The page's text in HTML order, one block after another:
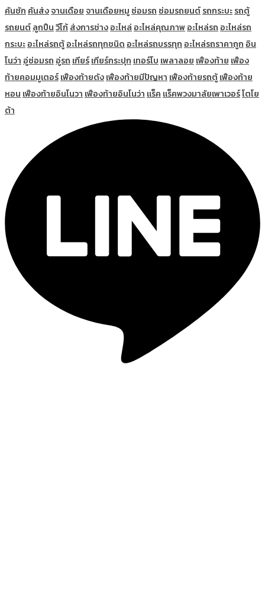
คันชัก คันส่งจานเดือยจานเดือยหมู ซ่อมรถ ซ่อมรถยนต์รถกระบะรถตู้
รถยนต์ลูกปืนวีโก้ส่งการช่างอะไหล่ อะไหล่คุณภาพอะไหล่รถ อะไหล่รถ
กระบะอะไหล่รถตู้อะไหล่รถทุกชนิด อะไหล่รถบรรทุก อะไหล่รถราคาถูก อิน
โนว่า อู่ซ่อมรถ อู่รถ เกียร์เกียร์กระปุก เทอร์โบ เพลาลอย เฟืองท้าย เฟือง
ท้ายคอมมูเตอร์เฟืองท้ายดังเฟืองท้ายมีปัญหา เฟืองท้ายรถตู้เฟืองท้าย
หอน เฟืองท้ายอินโนวา เฟืองท้ายอินโนว่า แร็ค แร็คพวงมาลัยเพาเวอร์โตโย
ต้า